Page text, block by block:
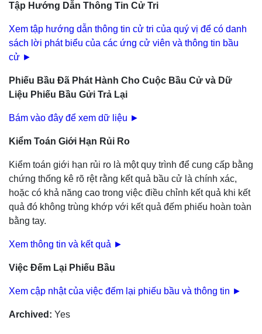
Tập Hướng Dẫn Thông Tin Cử Tri
Xem tập hướng dẫn thông tin cử tri của quý vị để có danh
sách lời phát biểu của các ứng cử viên và thông tin bầu
cử ►
Phiếu Bầu Đã Phát Hành Cho Cuộc Bầu Cử và Dữ
Liệu Phiếu Bầu Gửi Trả Lại
Bám vào đây để xem dữ liệu ►
Kiểm Toán Giới Hạn Rủi Ro
Kiểm toán giới hạn rủi ro là một quy trình để cung cấp bằng
chứng thống kê rõ rệt rằng kết quả bầu cử là chính xác,
hoặc có khả năng cao trong việc điều chỉnh kết quả khi kết
quả đó không trùng khớp với kết quả đếm phiếu hoàn toàn
bằng tay.
Xem thông tin và kết quả ►
Việc Đếm Lại Phiếu Bầu
Xem cập nhật của việc đếm lại phiếu bầu và thông tin ►
Archived : Yes